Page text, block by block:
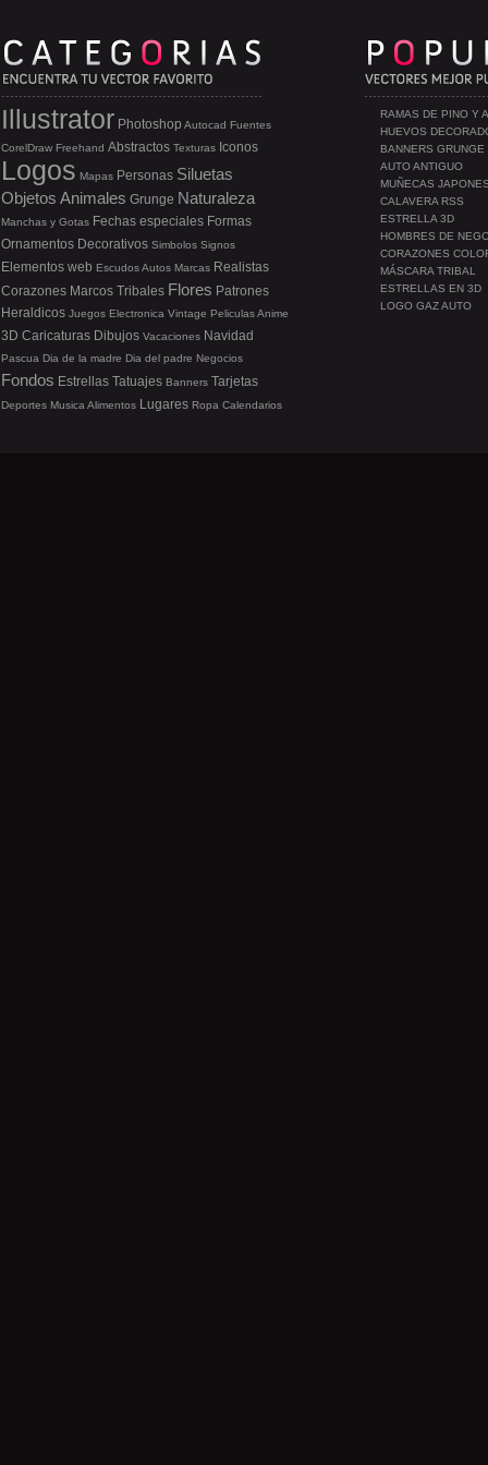
RAMAS DE PINO Y
HUEVOS
BANNERS GRUNGE
AUTO ANTIGUO
MUÑECAS
CALAVERA RSS
ESTRELLA 3D
HOMBRES DE
CORAZONES
MÁSCARA TRIBAL
ESTRELLAS EN 3D
LOGO GAZ AUTO
Illustrator Photoshop Autocad Fuentes
CorelDraw Freehand Abstractos Texturas Iconos
Logos Mapas Personas Siluetas
Objetos Animales Grunge Naturaleza
Manchas y Gotas Fechas especiales Formas
Ornamentos Decorativos Simbolos Signos
Elementos web EscudosAutos Marcas Realistas
Corazones Marcos Tribales Flores Patrones
Heraldicos Juegos Electronica Vintage PeliculasAnime
3D Caricaturas Dibujos Vacaciones Navidad
Pascua Dia de la madre Dia del padre Negocios
Fondos Estrellas Tatuajes Banners Tarjetas
Deportes Musica Alimentos Lugares Ropa Calendarios